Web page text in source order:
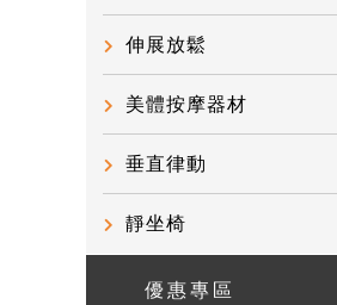
伸展放鬆
美體按摩器材
垂直律動
靜坐椅
優惠專區